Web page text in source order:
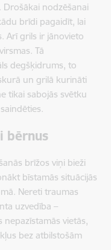
nodzēšanai
brīdi pagaidīt, lai
Arī grils ir jānovieto
Tā
degšķidrums, to
un grilā kurināti
tikai sabojās svētku
bērnus
brīžos viņi bieži
bīstamās situācijās
Nereti traumas
uzvedība –
vietās,
bez atbilstošām